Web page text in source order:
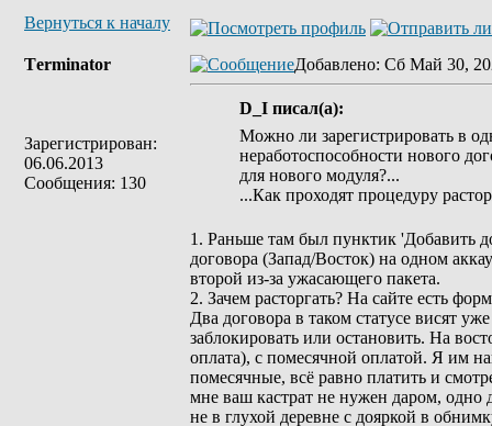
Вернуться к началу
Tеrminatоr
Зарегистрирован:
06.06.2013
Сообщения: 130
Добавлено: Сб Май 30,
D_I писал(а):
Можно ли зарегистрировать в
неработоспособности нового
для нового модуля?...
...Как проходят процедуру
1. Раньше там был пунктик 'Добавить
договора (Запад/Восток) на одном
второй из-за ужасающего пакета.
2. Зачем расторгать? На сайте
Два договора в таком статусе висят
заблокировать или остановить. На
оплата), с помесячной оплатой. Я им
помесячные, всё равно платить и
мне ваш кастрат не нужен даром, одно
не в глухой деревне с дояркой в